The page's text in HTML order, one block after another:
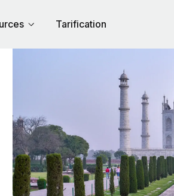
Tarification